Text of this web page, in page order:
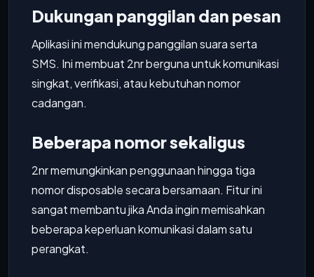
Dukungan panggilan dan pesan
Aplikasi ini mendukung panggilan suara serta
SMS. Ini membuat 2nr berguna untuk komunikasi
singkat, verifikasi, atau kebutuhan nomor
cadangan.
Beberapa nomor sekaligus
2nr memungkinkan penggunaan hingga tiga
nomor disposable secara bersamaan. Fitur ini
sangat membantu jika Anda ingin memisahkan
beberapa keperluan komunikasi dalam satu
perangkat.